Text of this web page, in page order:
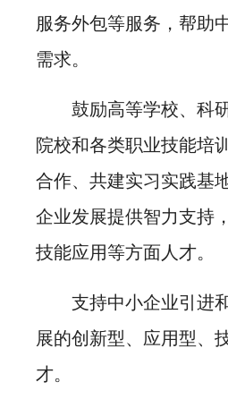
服务外包等服务，帮助
需求。
鼓励高等学校、科
院校和各类职业技能培
合作、共建实习实践基
企业发展提供智力支持
技能应用等方面人才。
支持中小企业引进
展的创新型、应用型、
才。